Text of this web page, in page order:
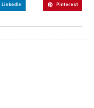
LinkedIn Pinterest